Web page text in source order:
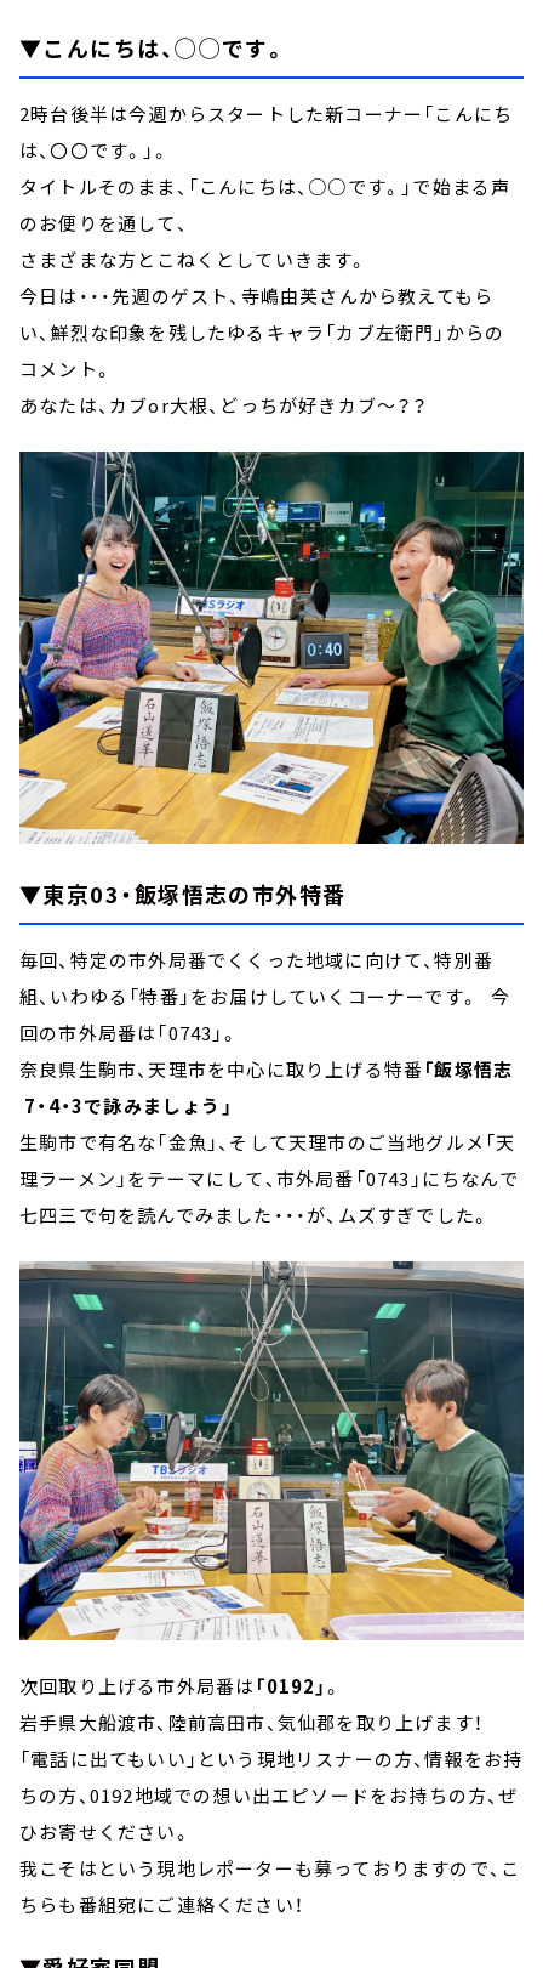
▼こんにちは、◯◯です。
2時台後半は今週からスタートした新コーナー「こんにち
は、〇〇です。」。
タイトルそのまま、「こんにちは、○○です。」で始まる声
のお便りを通して、
さまざまな方とこねくとしていきます。
今日は・・・先週のゲスト、寺嶋由芙さんから教えてもら
い、鮮烈な印象を残したゆるキャラ「カブ左衛門」からの
コメント。
あなたは、カブor大根、どっちが好きカブ～？？
▼東京03・飯塚悟志の市外特番
毎回、特定の市外局番でくくった地域に向けて、特別番
組、いわゆる「特番」をお届けしていくコーナーです。 今
回の市外局番は「0743」。
奈良県生駒市、天理市を中心に取り上げる特番「飯塚悟志
7・4・3で詠みましょう」
生駒市で有名な「金魚」、そして天理市のご当地グルメ「天
理ラーメン」をテーマにして、市外局番「0743」にちなんで
七四三で句を読んでみました・・・が、ムズすぎでした。
次回取り上げる市外局番は 「0192」。
岩手県大船渡市、陸前高田市、気仙郡を取り上げます！
「電話に出てもいい」という現地リスナーの方、情報をお持
ちの方、0192地域での想い出エピソードをお持ちの方、ぜ
ひお寄せください。
我こそはという現地レポーターも募っておりますので、こ
ちらも番組宛にご連絡ください！